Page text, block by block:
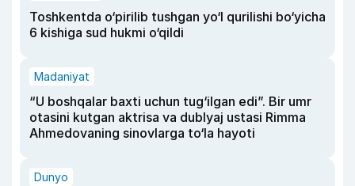
Toshkentda o‘pirilib tushgan yo‘l qurilishi bo‘yicha
6 kishiga sud hukmi o‘qildi
Madaniyat
“U boshqalar baxti uchun tug‘ilgan edi”. Bir umr
otasini kutgan aktrisa va dublyaj ustasi Rimma
Ahmedovaning sinovlarga to‘la hayoti
Dunyo